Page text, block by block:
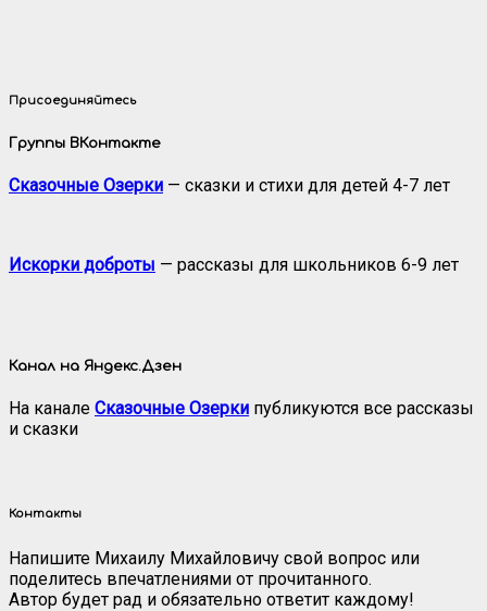
Присоединяйтесь
Группы ВКонтакте
Сказочные Озерки — сказки и стихи для детей 4-7 лет
Искорки доброты — рассказы для школьников 6-9 лет
Канал на Яндекс.Дзен
На канале Сказочные Озерки публикуются все рассказы
и сказки
Контакты
Напишите Михаилу Михайловичу свой вопрос или
поделитесь впечатлениями от прочитанного.
Автор будет рад и обязательно ответит каждому!